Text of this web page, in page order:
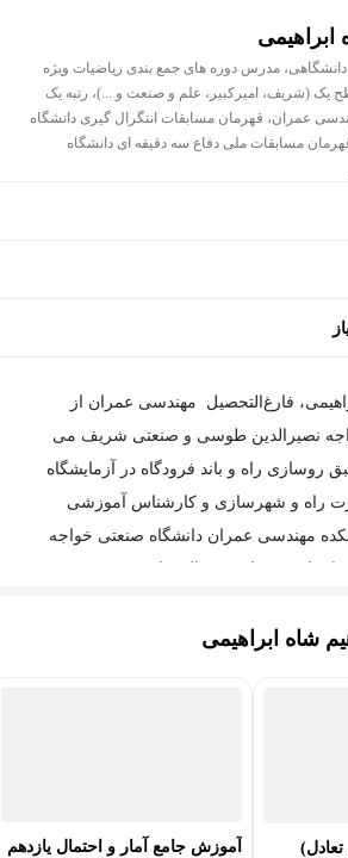
ابراهیمی
مدرس دوره های جمع بندی ریاضیات ویژه
یک (شریف، امیرکبیر، علم و صنعت و ...)، رتبه یک
عمران، قهرمان مسابقات انتگرال گیری دانشگاه
مسابقات ملی دفاع سه دقیقه ای دانشگاه
فارغ‌التحصیل مهندسی عمران از
نصیرالدین طوسی و صنعتی شریف می
روسازی راه و باند فرودگاه در آزمایشگاه
راه و شهرسازی و کارشناس آموزشی
مهندسی عمران دانشگاه صنعتی خواجه
مهندسی و محاسبات عددی) دارند.
شاه ابراهیمی
آموزش جامع آمار و احتمال یازدهم